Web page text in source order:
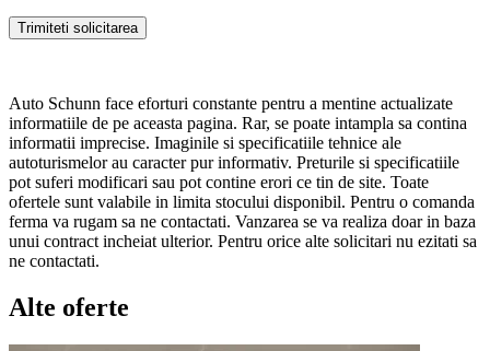
Auto Schunn face eforturi constante pentru a mentine actualizate
informatiile de pe aceasta pagina. Rar, se poate intampla sa contina
informatii imprecise. Imaginile si specificatiile tehnice ale
autoturismelor au caracter pur informativ. Preturile si specificatiile
pot suferi modificari sau pot contine erori ce tin de site. Toate
ofertele sunt valabile in limita stocului disponibil. Pentru o comanda
ferma va rugam sa ne contactati. Vanzarea se va realiza doar in baza
unui contract incheiat ulterior. Pentru orice alte solicitari nu ezitati sa
ne contactati.
Alte oferte